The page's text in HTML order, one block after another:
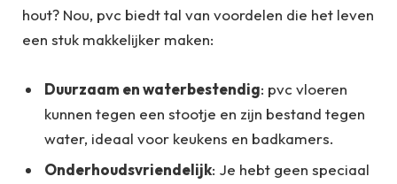
hout? Nou, pvc biedt tal van voordelen die het leven
een stuk makkelijker maken:
Duurzaam en waterbestendig: pvc vloeren
kunnen tegen een stootje en zijn bestand tegen
water, ideaal voor keukens en badkamers.
Onderhoudsvriendelijk: Je hebt geen speciaal